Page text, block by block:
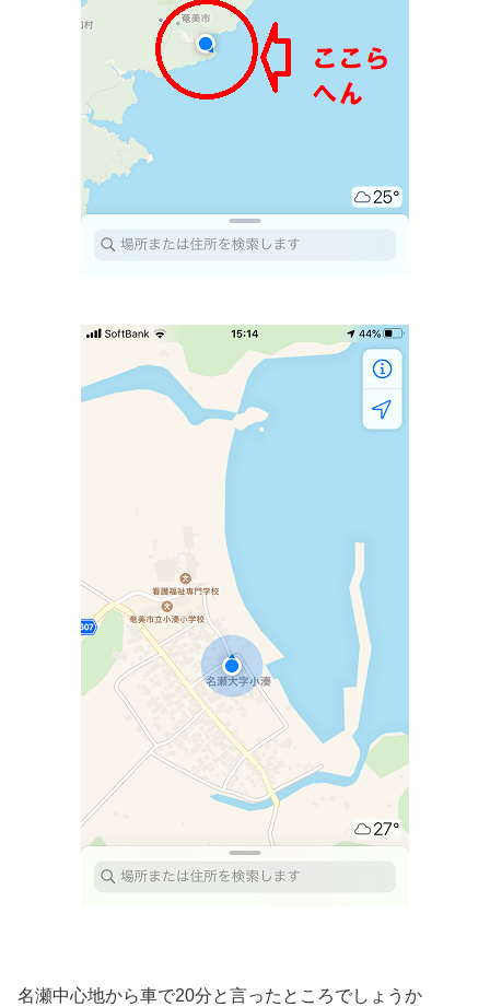
名瀬中心地から車で20分と言ったところでしょうか